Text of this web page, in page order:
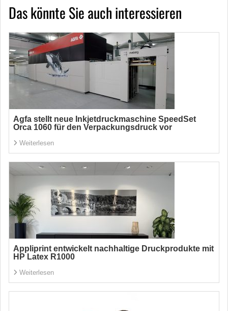
Das könnte Sie auch interessieren
Agfa stellt neue Inkjetdruckmaschine SpeedSet
Orca 1060 für den Verpackungsdruck vor
Weiterlesen
Appliprint entwickelt nachhaltige Druckprodukte mit
HP Latex R1000
Weiterlesen